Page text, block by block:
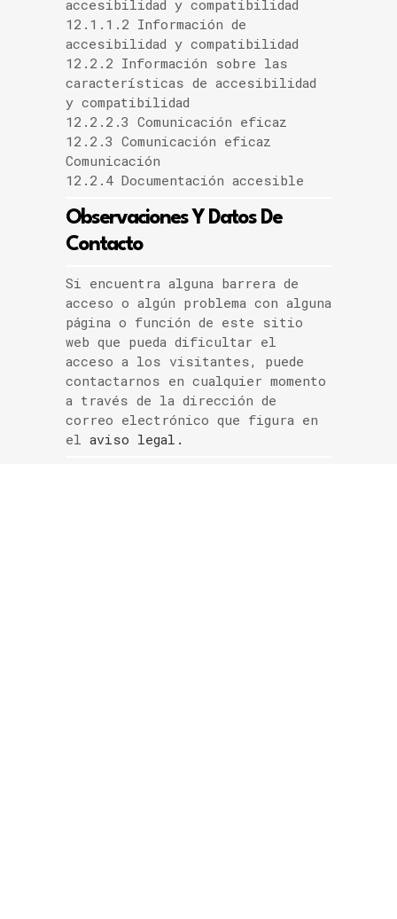
accesibilidad y compatibilidad
12.1.1.2 Información de
accesibilidad y compatibilidad
12.2.2 Información sobre las
características de accesibilidad
y compatibilidad
12.2.2.3 Comunicación eficaz
12.2.3 Comunicación eficaz
Comunicación
12.2.4 Documentación accesible
Observaciones Y Datos De
Contacto
Si encuentra alguna barrera de
acceso o algún problema con alguna
página o función de este sitio
web que pueda dificultar el
acceso a los visitantes, puede
contactarnos en cualquier momento
a través de la dirección de
correo electrónico que figura en
el aviso legal.